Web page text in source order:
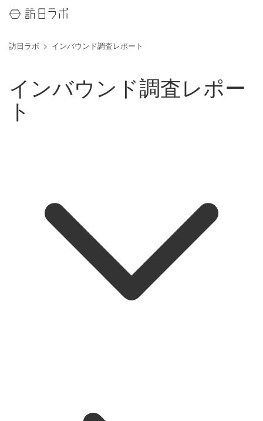
訪日ラボ インバウンド調査レポート
インバウンド調査レポー
ト